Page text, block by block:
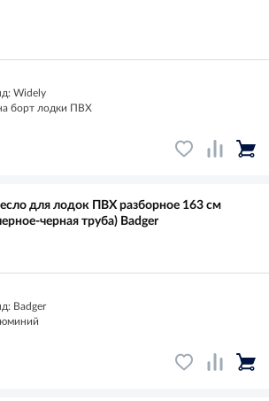
Widely
борт лодки ПВХ
для лодок ПВХ разборное 163 см
черная труба) Badger
Badger